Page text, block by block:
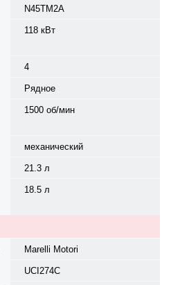
N45TM2A
118 кВт
4
Рядное
1500 об/мин
механический
21.3 л
18.5 л
Marelli Motori
UCI274C